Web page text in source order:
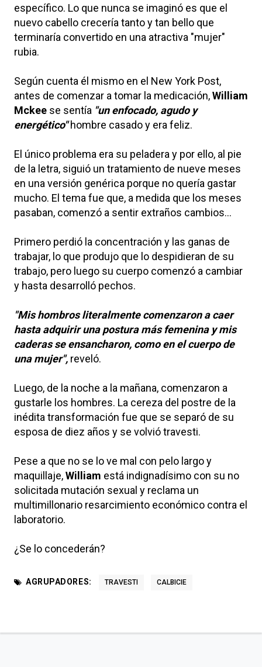
específico. Lo que nunca se imaginó es que el
nuevo cabello crecería tanto y tan bello que
terminaría convertido en una atractiva "mujer"
rubia.
Según cuenta él mismo en el New York Post,
antes de comenzar a tomar la medicación,William
Mckee se sentía "un enfocado, agudo y
energético"hombre casado y era feliz.
El único problema era su peladera y por ello, al pie
de la letra, siguió un tratamiento de nueve meses
en una versión genérica porque no quería gastar
mucho. El tema fue que, a medida que los meses
pasaban, comenzó a sentir extraños cambios...
Primero perdió la concentración y las ganas de
trabajar, lo que produjo que lo despidieran de su
trabajo, pero luego su cuerpo comenzó a cambiar
y hasta desarrolló pechos.
"Mis hombros literalmente comenzaron a caer
hasta adquirir una postura más femenina y mis
caderas se ensancharon, como en el cuerpo de
una mujer", reveló.
Luego, de la noche a la mañana, comenzaron a
gustarle los hombres. La cereza del postre de la
inédita transformación fue que se separó de su
esposa de diez años y se volvió travesti.
Pese a que no se lo ve mal con pelo largo y
maquillaje,William está indignadísimo con su no
solicitada mutación sexual y reclama un
multimillonario resarcimiento económico contra el
laboratorio.
¿Se lo concederán?
AGRUPADORES: TRAVESTI CALBICIE